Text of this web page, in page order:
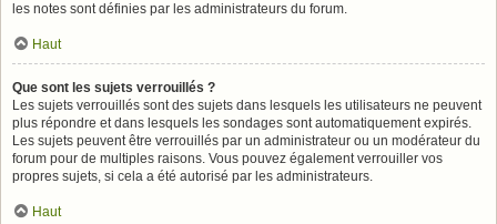
les notes sont définies par les administrateurs du forum.
Haut
Que sont les sujets verrouillés ?
Les sujets verrouillés sont des sujets dans lesquels les utilisateurs ne peuvent
plus répondre et dans lesquels les sondages sont automatiquement expirés.
Les sujets peuvent être verrouillés par un administrateur ou un modérateur du
forum pour de multiples raisons. Vous pouvez également verrouiller vos
propres sujets, si cela a été autorisé par les administrateurs.
Haut